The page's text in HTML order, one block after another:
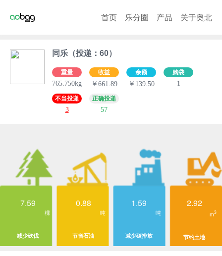
首页 乐分圈 产品 关于奥北
同乐（投递：60）
重量
765.750kg
收益
￥661.89
余额
￥139.50
购袋
1
不当投递
3
正确投递
57
7.59
棵
减少砍伐
0.88
吨
节省石油
1.59
吨
减少碳排放
2.92
m3
节约土地